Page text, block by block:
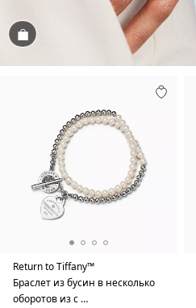
Посмотреть
Return to Tiffany™
Браслет из бусин в несколько
оборотов из с …